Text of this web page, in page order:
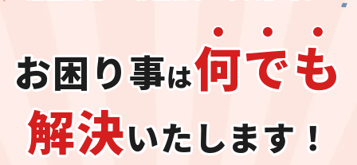
お困り事は何でも
解決いたします！